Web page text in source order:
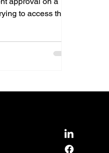
to access their